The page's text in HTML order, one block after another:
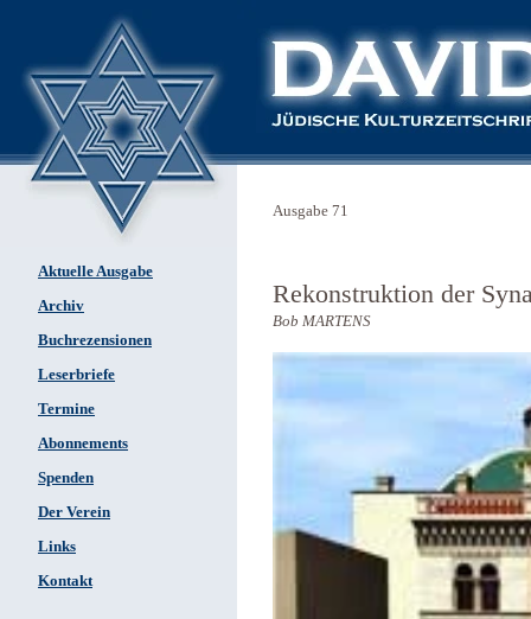
Aktuelle Ausgabe
Archiv
Buchrezensionen
Leserbriefe
Termine
Abonnements
Spenden
Der Verein
Links
Kontakt
Ausgabe 71
Rekonstruktion der
Bob MARTENS